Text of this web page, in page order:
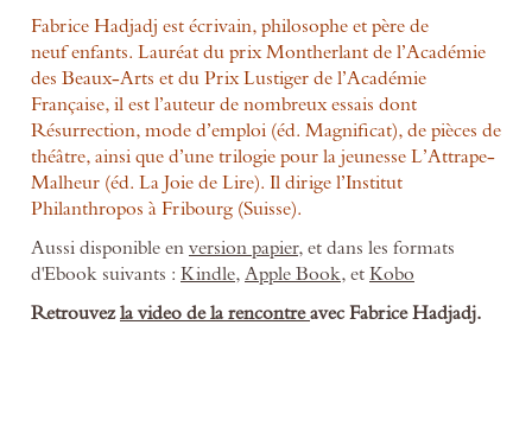
Fabrice Hadjadj est écrivain, philosophe et père de
neuf enfants. Lauréat du prix Montherlant de l’Académie
des Beaux-Arts et du Prix Lustiger de l’Académie
Française, il est l’auteur de nombreux essais dont
Résurrection, mode d’emploi (éd. Magnificat), de pièces de
théâtre, ainsi que d’une trilogie pour la jeunesse L’Attrape-
Malheur (éd. La Joie de Lire). Il dirige l’Institut
Philanthropos à Fribourg (Suisse).
Aussi disponible en version papier, et dans les formats
d'Ebook suivants : Kindle, Apple Book, et Kobo
Retrouvezla video de la rencontreavec Fabrice Hadjadj.